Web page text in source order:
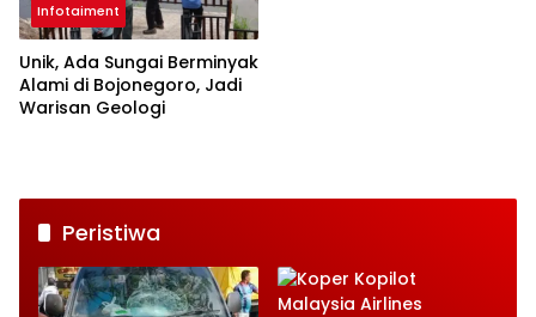
Infotaiment
Unik, Ada Sungai Berminyak
Alami di Bojonegoro, Jadi
Warisan Geologi
Peristiwa